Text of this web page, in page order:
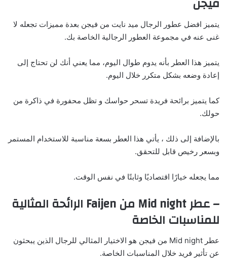
يتميز افضل عطور الرجال ميد نايت من فيجن بعدة مميزات تجعله لا
غنى عنه في مجموعة العطور الرجالية الخاصة بك.
يتميز هذا العطر بأنه يدوم طوال اليوم، مما يعني أنك لن تحتاج إلى
إعادة وضعه بشكل متكرر خلال اليوم.
كما يتميز برائحة فريدة تسحر حواسك و تظل محفورة في ذاكرة من
حولك.
بالإضافة إلى ذلك ، يأتي هذا العطر بسعة مناسبة للاستخدام المستمر
وبسعر رخيص قابل للتحقق.
مما يجعله خيارًا اقتصاديًا وثابتًا في نفس الوقت.
– عطر Mid night من Faijen الرائحة المثالية
للمناسبات الخاصة
عطر Mid night من فيجن هو الاختيار المثالي للرجال الذين يبحثون
عن تأثير فريد خلال المناسبات الخاصة.